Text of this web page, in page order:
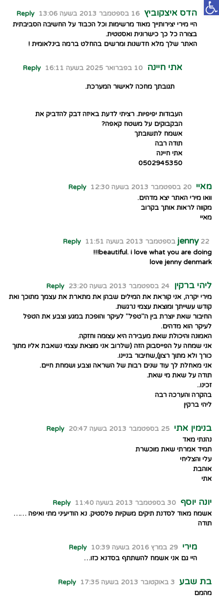
הדס איצקוביץ 16 בספטמבר 2013 בשעה 13:06
Reply
היי מירי יצירותייך מאוד מרשימות וכל הכבוד על החשיבה הסביבתית
בצורה כל כך כישרונית ואסטטית.
האתר שלך מלא חדשנות ומרשים בהחלט ברמה בינלאומית !
אתי חיינה 10 בפברואר 2025 בשעה 16:11 Reply
תגובתך מחכה לאישור המערכת.
העבודות יפיפיות. רציתי לדעת באיזה דבק להדביק את
הבקבוקים על משטח קאפה?
אשמח לתשובתך
תודה רבה
אתי חיינה
0502945350
מאיי 20 בספטמבר 2013 בשעה 12:30
Reply
וואו מירי האתר יצא מדהים.
מקווה לראות אותך בקרוב
מאיי
jenny 22 בספטמבר 2013 בשעה 11:51
Reply
beautiful. i love what you are doing!!!
love jenny denmark
ליהי ברקין 24 בספטמבר 2013 בשעה 23:20
Reply
מירי יקרה, אני קוראת את המילים שבהן את מתארת את עצמך מתוכך ואת
קודש עשייתך ומוצאת עצמי נרגשת.
החיבור שאת יוצרת בין ה"טפל" לעיקר והופכת במגע וצבע את הטפל
לעיקר הוא מדהים.
האמונה והיכולת שאת מעבירה היא עצומה וחזקה.
אני שמחה על הפייסבוק הזה (שלרוב אני מוצאת עצמי נשאבת אליו מתוך
כורך ולא מתוך רצון),שחיבור בניינו.
אני מאחלת לך עוד שנים רבות של השראה וצבע ושמחת חיים.
תודה על שאת מי שאת.
זכינו..
בהקרה והערכה רבה
ליהי ברקין
בנימין אתי 25 בספטמבר 2013 בשעה 20:47
Reply
נהנתי מאד
תמיד אמרתי שאת מוכשרת
עלי והצליחי
אוהבת
אתי
יונה יוסף 30 בספטמבר 2013 בשעה 11:40
Reply
אשמח מאוד לסדנת תיקים משקיות פלסטיק. נא הודיעיני מתי ואיפה ……
תודה
מירי 29 במרץ 2016 בשעה 10:39
Reply
היי גם אני אשמח להשתתף בסדנא כזו…
בת שבע 3 באוקטובר 2013 בשעה 17:35
Reply
מהמם